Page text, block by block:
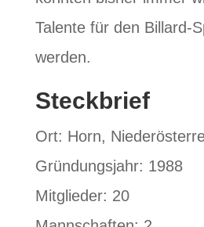
Talente für den Billard-
werden.
Steckbrief
Ort: Horn,
Gründungsjahr: 1988
Mitglieder: 20